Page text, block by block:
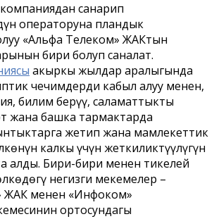
санарип
операторуна пландык
«Альфа Телеком» ЖАКтын
бири болуп саналат.
акыркы жылдар аралыгында
чечимдерди кабыл алуу менен,
билим берүү, саламаттыкты
жана башка тармактарда
жетип жана мамлекеттик
калкы үчүн жеткиликтүүлүгүн
алды. Бири-бири менен тикелей
негизги мекемелер –
ЖАК менен «Инфоком»
ортосундагы